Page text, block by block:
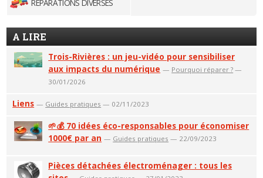
RÉPARATIONS DIVERSES
A LIRE
Trois-Rivières : un jeu-vidéo pour sensibiliser
aux impacts du numérique — Pourquoi réparer ? —
30/01/2026
Liens — Guides pratiques — 02/11/2023
🌱💰 70 idées éco-responsables pour économiser
1000€ par an — Guides pratiques — 22/09/2023
Pièces détachées électroménager : tous les